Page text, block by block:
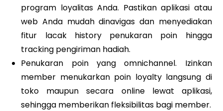
program loyalitas Anda. Pastikan aplikasi atau
web Anda mudah dinavigas dan menyediakan
fitur lacak history penukaran poin hingga
tracking pengiriman hadiah.
Penukaran poin yang omnichannel. Izinkan
member menukarkan poin loyalty langsung di
toko maupun secara online lewat aplikasi,
sehingga memberikan fleksibilitas bagi member.